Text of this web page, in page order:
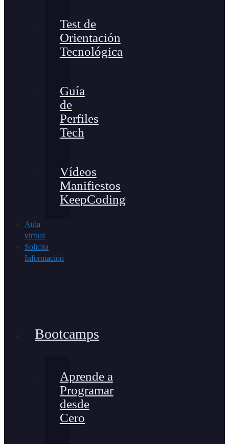
Test de
Orientación
Tecnológica
Guía
de
Perfiles
Tech
Vídeos
Manifiestos
KeepCoding
Aula
virtual
Solicita
Información
Bootcamps
Aprende a
Programar
desde
Cero